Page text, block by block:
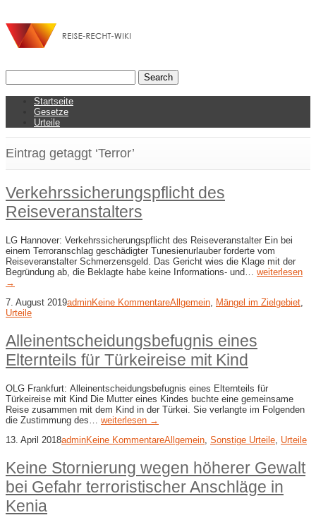
Startseite
Gesetze
Urteile
Eintrag getaggt ‘Terror’
Verkehrssicherungspflicht des
Reiseveranstalters
LG Hannover: Verkehrssicherungspflicht des Reiseveranstalter Ein bei
einem Terroranschlag geschädigter Tunesienurlauber forderte vom
Reiseveranstalter Schmerzensgeld. Das Gericht wies die Klage mit der
Begründung ab, die Beklagte habe keine Informations- und… weiterlesen
→
7. August 2019adminKeine KommentareAllgemein, Mängel im Zielgebiet,
Urteile
Alleinentscheidungsbefugnis eines
Elternteils für Türkeireise mit Kind
OLG Frankfurt: Alleinentscheidungsbefugnis eines Elternteils für
Türkeireise mit Kind Die Mutter eines Kindes buchte eine gemeinsame
Reise zusammen mit dem Kind in der Türkei. Sie verlangte im Folgenden
die Zustimmung des… weiterlesen →
13. April 2018adminKeine KommentareAllgemein, Sonstige Urteile, Urteile
Keine Stornierung wegen höherer Gewalt
bei Gefahr terroristischer Anschläge in
Kenia